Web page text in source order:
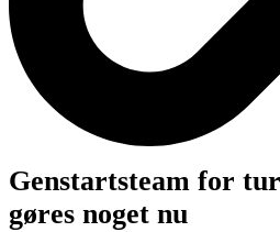
Genstartsteam for
gøres noget nu